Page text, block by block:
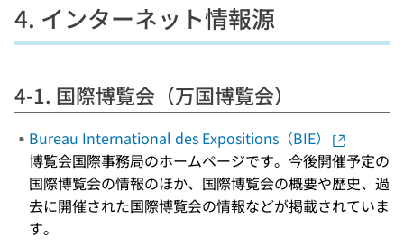
4. インターネット情報源
4-1. 国際博覧会（万国博覧会）
Bureau International des Expositions（BIE）
博覧会国際事務局のホームページです。今後開催予定の
国際博覧会の情報のほか、国際博覧会の概要や歴史、過
去に開催された国際博覧会の情報などが掲載されていま
す。